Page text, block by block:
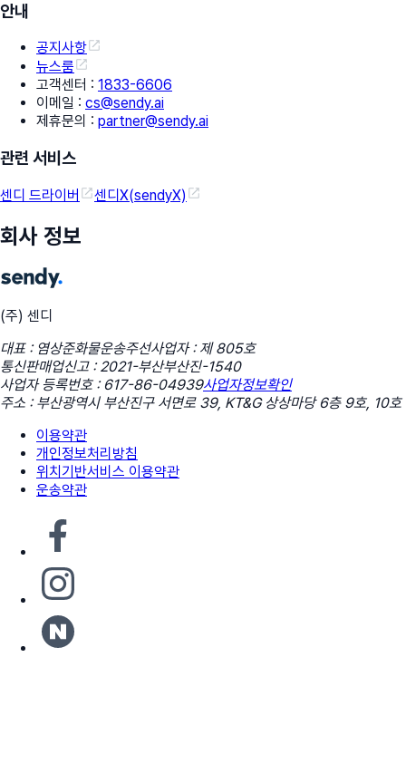
안내
공지사항
뉴스룸
고객센터 : 1833-6606
이메일 : cs@sendy.ai
제휴문의 : partner@sendy.ai
관련 서비스
센디 드라이버 센디X(sendyX)
회사 정보
(주) 센디
대표 : 염상준화물운송주선사업자 : 제 805호
통신판매업신고 : 2021-부산부산진-1540
사업자 등록번호 : 617-86-04939사업자정보확인
주소 : 부산광역시 부산진구 서면로 39, KT&G 상상마당 6층 9호, 10호
이용약관
개인정보처리방침
위치기반서비스 이용약관
운송약관